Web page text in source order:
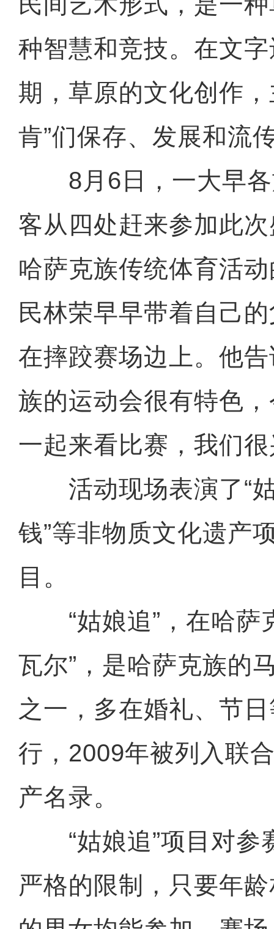
种智慧和竞技。在文
期，草原的文化创作
肯”们保存、发展和流
8月6日，一大早各
客从四处赶来参加此
哈萨克族传统体育活
民林荣早早带着自己
在摔跤赛场边上。他
族的运动会很有特色
一起来看比赛，我们很
活动现场表演了“姑
钱”等非物质文化遗产
目。
“姑娘追”，在哈萨
瓦尔”，是哈萨克族的
之一，多在婚礼、节
行，2009年被列入联
产名录。
“姑娘追”项目对参
严格的限制，只要年